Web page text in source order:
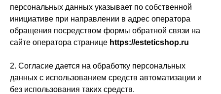
персональных данных указывает по собственной
инициативе при направлении в адрес оператора
обращения посредством формы обратной связи на
сайте оператора странице https://esteticshop.ru
2. Согласие дается на обработку персональных
данных с использованием средств автоматизации и
без использования таких средств.